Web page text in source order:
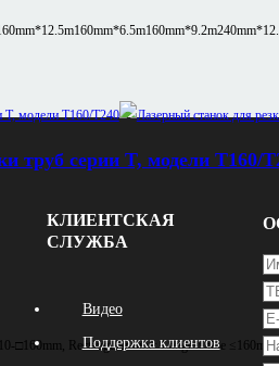
160mm*6.5m160mm*9.2m
труб серии T, модели T160/
□160mm, Rectangular tube: Longest side ≤160mm
КЛИЕНТСКАЯ
СЛУЖБА
Видео
Поддержка клиентов